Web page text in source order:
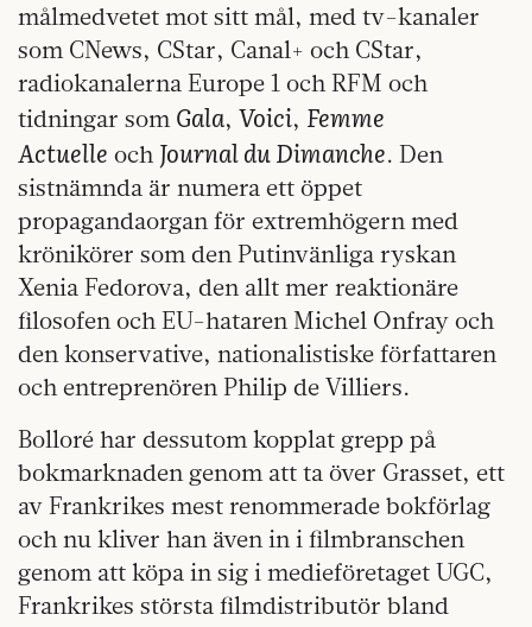
målmedvetet mot sitt mål, med tv-kanaler
som CNews, CStar, Canal+ och CStar,
radiokanalerna Europe 1 och RFM och
tidningar som Gala, Voici, Femme
Actuelle och Journal du Dimanche. Den
sistnämnda är numera ett öppet
propagandaorgan för extremhögern med
krönikörer som den Putinvänliga ryskan
Xenia Fedorova, den allt mer reaktionäre
filosofen och EU-hataren Michel Onfray och
den konservative, nationalistiske författaren
och entreprenören Philip de Villiers.
Bolloré har dessutom kopplat grepp på
bokmarknaden genom att ta över Grasset, ett
av Frankrikes mest renommerade bokförlag
och nu kliver han även in i filmbranschen
genom att köpa in sig i medieföretaget UGC,
Frankrikes största filmdistributör bland